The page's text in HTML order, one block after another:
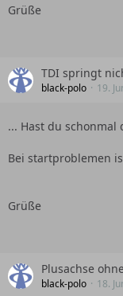
Grüße
TDI springt
black-polo 19.
... Hast du
Bei startproblemen
Grüße
Plusachse
black-polo 18.